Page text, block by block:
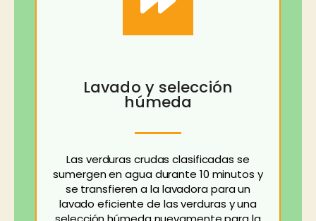
Lavado y selección
húmeda
Las verduras crudas clasificadas se
sumergen en agua durante 10 minutos y
se transfieren a la lavadora para un
lavado eficiente de las verduras y una